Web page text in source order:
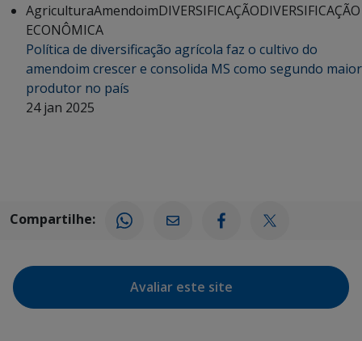
AgriculturaAmendoimDIVERSIFICAÇÃODIVERSIFICAÇÃO
ECONÔMICA
Política de diversificação agrícola faz o cultivo do
amendoim crescer e consolida MS como segundo maior
produtor no país
24 jan 2025
Compartilhe:
Avaliar este site